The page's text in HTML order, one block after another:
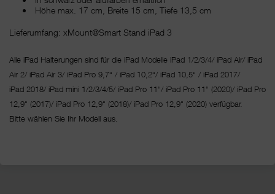
Höhe max. 17 cm, Breite 15 cm, Tiefe 13,5 cm
Lieferumfang: xMount@Smart Stand iPad 3
Alle iPad Halterungen sind für die iPad Modelle iPad 1/2/3/4/ iPad Air/ iPad
Air 2/ iPad Air 3/ iPad Pro 9,7“ / iPad 10,2“/ iPad 10,5“ / iPad 2017/
iPad 2018/ iPad mini 1/2/3/4/5/ iPad Pro 11“/ iPad Pro 11“ (2020)/ iPad Pro
12,9“ (2017)/ iPad Pro 12,9“ (2018)/ iPad Pro 12,9“ (2020) verfügbar.
Bitte wählen Sie Ihr Modell aus.